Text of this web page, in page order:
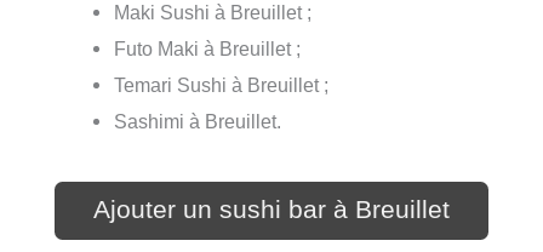
Maki Sushi à Breuillet ;
Futo Maki à Breuillet ;
Temari Sushi à Breuillet ;
Sashimi à Breuillet.
Ajouter un sushi bar à Breuillet